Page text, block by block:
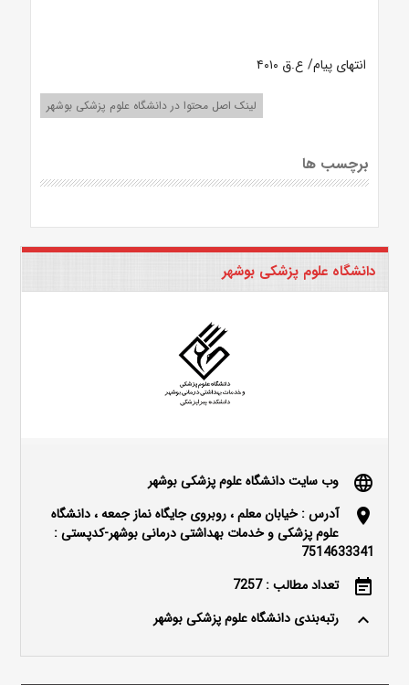
انتهای پیام/ ع.ق ۴۰۱۰
لینک اصل محتوا در دانشگاه علوم پزشکی بوشهر
برچسب ها
دانشگاه علوم پزشکی بوشهر
language وب سایت دانشگاه علوم پزشکی بوشهر
location_on
آدرس : خیابان معلم ، روبروی جایگاه نماز جمعه ، دانشگاه
علوم پزشکی و خدمات بهداشتی درمانی بوشهر-کدپستی :
7514633341
event_note تعداد مطالب : 7257
keyboard_arrow_up رتبه‌بندی دانشگاه علوم پزشکی بوشهر